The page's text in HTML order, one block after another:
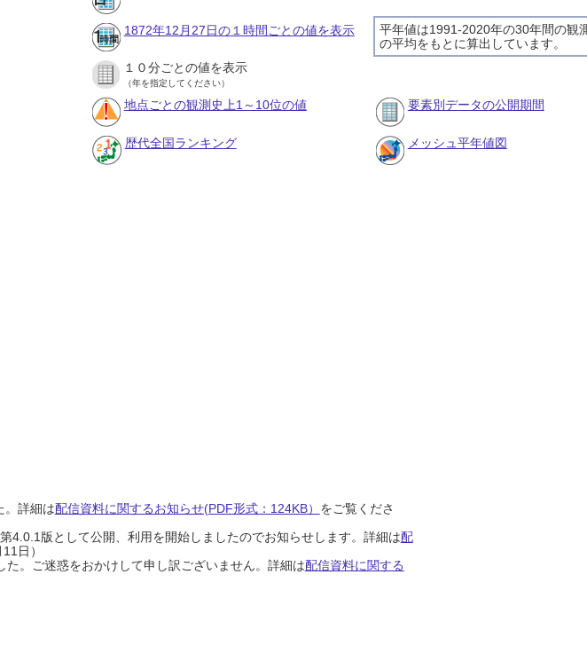
平年値は1991-2020年の30年間の観
の平均をもとに算出しています。
1872年12月27日の１時間ごとの値を表示
１０分ごとの値を表示
（年を指定してください）
地点ごとの観測史上1～10位の値 要素別データの公開期間
歴代全国ランキング メッシュ平年値図
。詳細は配信資料に関するお知らせ(PDF形式：124KB） をご覧くださ
版として公開、利用を開始しましたのでお知らせします。詳細は配
日）
。ご迷惑をおかけして申し訳ございません。詳細は配信資料に関する